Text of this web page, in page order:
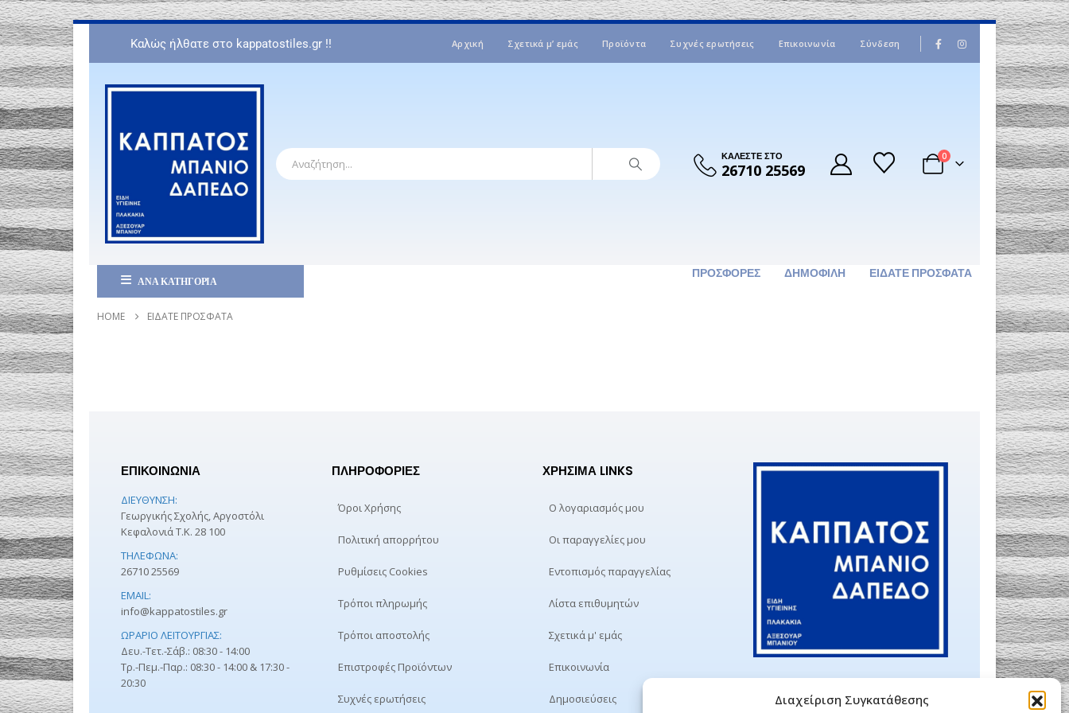
Διαχείριση Συγκατάθεσης
Καλώς ήλθατε στο kappatostiles.gr !! Αρχική Σχετικά μ’ εμάς Προϊόντα Συχνές ερωτήσεις Επικοινωνία Σύνδεση |
ΚΑΛΕΣΤΕ ΣΤΟ
26710 25569
0
ΑΝΑ ΚΑΤΗΓΟΡΙΑ
ΠΡΟΣΦΟΡΈΣ ΔΗΜΟΦΙΛΉ ΕΊΔΑΤΕ ΠΡΌΣΦΑΤΑ
HOME ΕΊΔΑΤΕ ΠΡΌΣΦΑΤΑ
ΕΠΙΚΟΙΝΩΝΙΑ
ΔΙΕΎΘΥΝΣΗ:
Γεωργικής Σχολής, Αργοστόλι
Κεφαλονιά Τ.Κ. 28 100
ΤΗΛΈΦΩΝΑ:
26710 25569
EMAIL:
info@kappatostiles.gr
ΩΡΆΡΙΟ ΛΕΙΤΟΥΡΓΊΑΣ:
Δευ.-Τετ.-Σάβ.: 08:30 - 14:00
Τρ.-Πεμ.-Παρ.: 08:30 - 14:00 & 17:30 -
20:30
ΠΛΗΡΟΦΟΡΊΕΣ
Όροι Χρήσης
Πολιτική απορρήτου
Ρυθμίσεις Cookies
Τρόποι πληρωμής
Τρόποι αποστολής
Επιστροφές Προϊόντων
Συχνές ερωτήσεις
ΧΡΉΣΙΜΑ LINKS
Ο λογαριασμός μου
Οι παραγγελίες μου
Εντοπισμός παραγγελίας
Λίστα επιθυμητών
Σχετικά μ' εμάς
Επικοινωνία
Δημοσιεύσεις